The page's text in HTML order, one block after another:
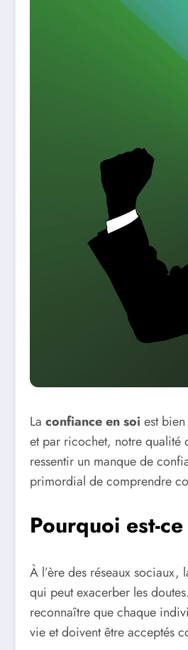
La confiance en soi est
et par ricochet, notre qualité
ressentir un manque de
primordial de comprendre
Pourquoi est-
À l’ère des réseaux sociaux,
qui peut exacerber les
reconnaître que chaque
vie et doivent être acceptés